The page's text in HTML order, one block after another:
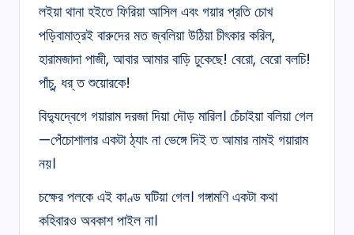
লইয়া থানা হইতে ফিরিয়া আসিল এবং গয়ার প্রতি চোখ
পড়িবামাত্রই বারুদের মত জ্বলিয়া উঠিয়া চীৎকার করিল,
হারামজাদা পাজী, আবার আমার বাড়ি ঢুকেছে! বেরো, বেরো বলচি!
পাঁচু, ধর্‌ ত শুয়োরকে!
বিদ্যুদ্বেগে গয়ারাম দরজা দিয়া দৌড় মারিল। চেঁচাইয়া বলিয়া গেল
—পেঁচোশালার একটা ঠ্যাং না ভেঙ্গে দিই ত আমার নামই গয়ারাম
নয়।
চক্ষের পলকে এই কাণ্ড ঘটিয়া গেল। গঙ্গামণি একটা কথা
কহিবারও অবকাশ পাইল না।